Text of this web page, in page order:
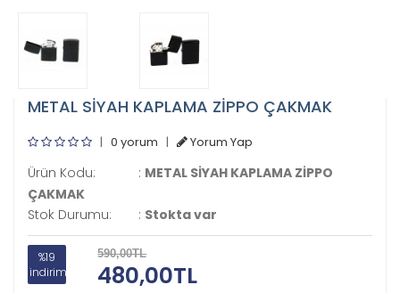
METAL SİYAH KAPLAMA ZİPPO ÇAKMAK
| 0 yorum | Yorum Yap
Ürün Kodu: : METAL SİYAH KAPLAMA ZİPPO
ÇAKMAK
Stok Durumu:
: Stokta var
%19
indirim
590,00TL
480,00TL